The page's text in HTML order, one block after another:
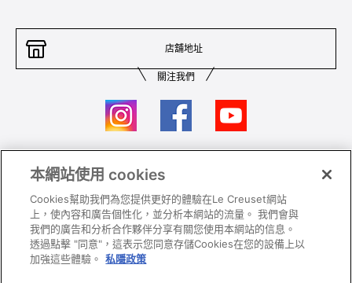
店舖地址
關注我們
聯絡我們
私隱政策 保養及使用
加入我們 Super MEGA SALE 條款及細則​
本網站使用 cookies
Cookies幫助我們為您提供更好的體驗在Le Creuset網站
上，使內容和廣告個性化，並分析本網站的流量。 我們會與
我們的廣告和分析合作夥伴分享有關您使用本網站的信息。
透過點擊 "同意"，這表示您同意存儲Cookies在您的設備上以
加強這些體驗。 私隱政策